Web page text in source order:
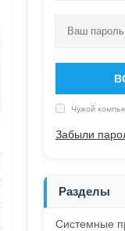
Чужой
Забыли
Разделы
Системные